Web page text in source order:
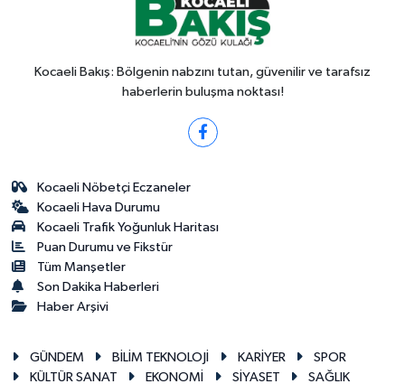
Kocaeli Bakış: Bölgenin nabzını tutan, güvenilir ve tarafsız
haberlerin buluşma noktası!
Kocaeli Nöbetçi Eczaneler
Kocaeli Hava Durumu
Kocaeli Trafik Yoğunluk Haritası
Puan Durumu ve Fikstür
Tüm Manşetler
Son Dakika Haberleri
Haber Arşivi
GÜNDEM BİLİM TEKNOLOJİ KARİYER
SPOR
KÜLTÜR SANAT
EKONOMİ SİYASET SAĞLIK